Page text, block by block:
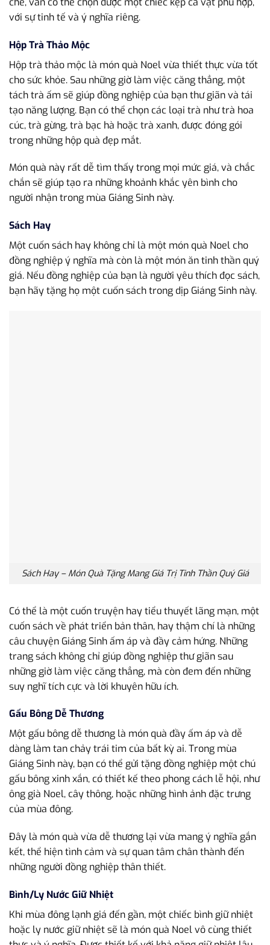
với sự tinh tế và ý nghĩa riêng.
Hộp Trà Thảo Mộc
Hộp trà thảo mộc là món quà Noel vừa thiết thực vừa tốt
cho sức khỏe. Sau những giờ làm việc căng thẳng, một
tách trà ấm sẽ giúp đồng nghiệp của bạn thư giãn và tái
tạo năng lượng. Bạn có thể chọn các loại trà như trà hoa
cúc, trà gừng, trà bạc hà hoặc trà xanh, được đóng gói
trong những hộp quà đẹp mắt.
Món quà này rất dễ tìm thấy trong mọi mức giá, và chắc
chắn sẽ giúp tạo ra những khoảnh khắc yên bình cho
người nhận trong mùa Giáng Sinh này.
Sách Hay
Một cuốn sách hay không chỉ là một món quà Noel cho
đồng nghiệp ý nghĩa mà còn là một món ăn tinh thần quý
giá. Nếu đồng nghiệp của bạn là người yêu thích đọc sách,
bạn hãy tặng họ một cuốn sách trong dịp Giáng Sinh này.
Sách Hay – Món Quà Tặng Mang Giá Trị Tinh Thần Quý Giá
Có thể là một cuốn truyện hay tiểu thuyết lãng mạn, một
cuốn sách về phát triển bản thân, hay thậm chí là những
câu chuyện Giáng Sinh ấm áp và đầy cảm hứng. Những
trang sách không chỉ giúp đồng nghiệp thư giãn sau
những giờ làm việc căng thẳng, mà còn đem đến những
suy nghĩ tích cực và lời khuyên hữu ích.
Gấu Bông Dễ Thương
Một gấu bông dễ thương là món quà đầy ấm áp và dễ
dàng làm tan chảy trái tim của bất kỳ ai. Trong mùa
Giáng Sinh này, bạn có thể gửi tặng đồng nghiệp một chú
gấu bông xinh xắn, có thiết kế theo phong cách lễ hội, như
ông già Noel, cây thông, hoặc những hình ảnh đặc trưng
của mùa đông.
Đây là món quà vừa dễ thương lại vừa mang ý nghĩa gắn
kết, thể hiện tình cảm và sự quan tâm chân thành đến
những người đồng nghiệp thân thiết.
Bình/Ly Nước Giữ Nhiệt
Khi mùa đông lạnh giá đến gần, một chiếc bình giữ nhiệt
hoặc ly nước giữ nhiệt sẽ là món quà Noel vô cùng thiết